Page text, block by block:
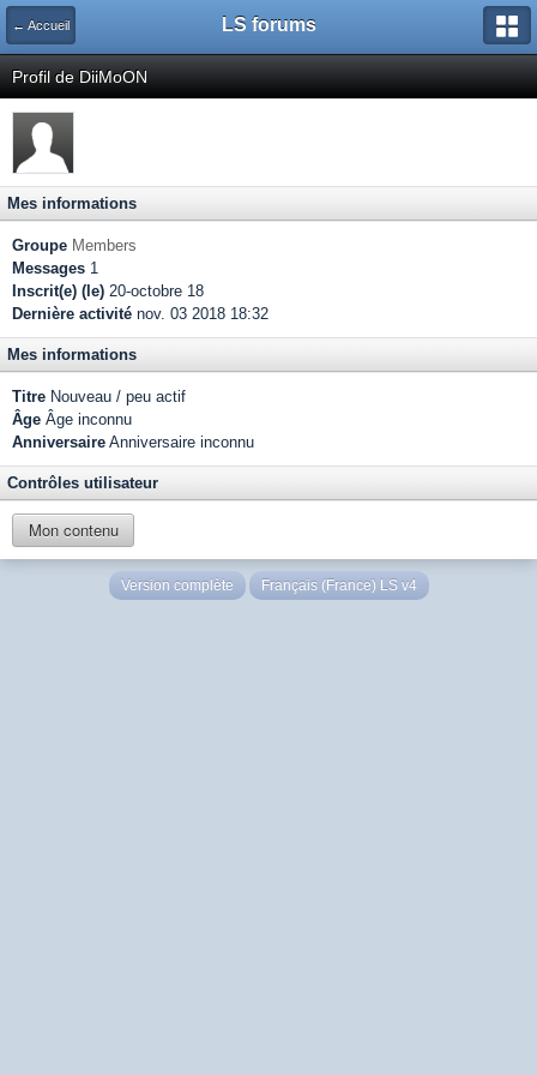
← Accueil LS forums
Profil de DiiMoON
Mes informations
Groupe Members
Messages 1
Inscrit(e) (le) 20-octobre 18
Dernière activité nov. 03 2018 18:32
Mes informations
Titre Nouveau / peu actif
Âge Âge inconnu
Anniversaire Anniversaire inconnu
Contrôles utilisateur
Mon contenu
Version complète Français (France) LS v4